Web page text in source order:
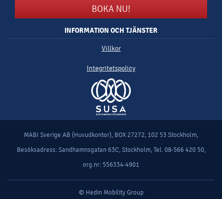
BOKA NU!
INFORMATION OCH TJÄNSTER
Villkor
Integritetspolicy
MABI Sverige AB (Huvudkontor), BOX 27272, 102 53 Stockholm,
Besöksadress: Sandhamnsgatan 63C, Stockholm, Tel. 08-566 420 50,
org.nr: 556334-4901
© Hedin Mobility Group